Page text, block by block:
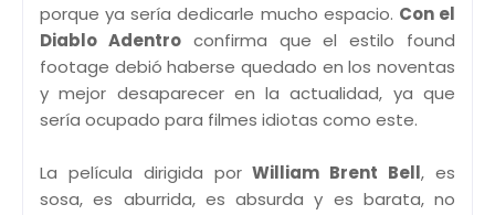
porque ya sería dedicarle mucho espacio. Con el
Diablo Adentroconfirma que el estilo found
footage debió haberse quedado en los noventas
y mejor desaparecer en la actualidad, ya que
sería ocupado para filmes idiotas como este.
La película dirigida porWilliam Brent Bell, es
sosa, es aburrida, es absurda y es barata, no